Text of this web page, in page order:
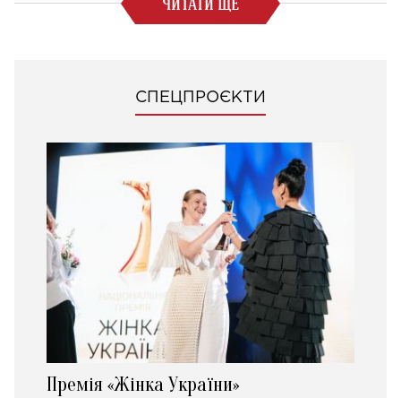
СПЕЦПРОЄКТИ
Премія «Жінка України»